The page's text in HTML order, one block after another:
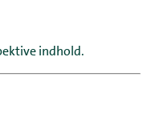
indhold.